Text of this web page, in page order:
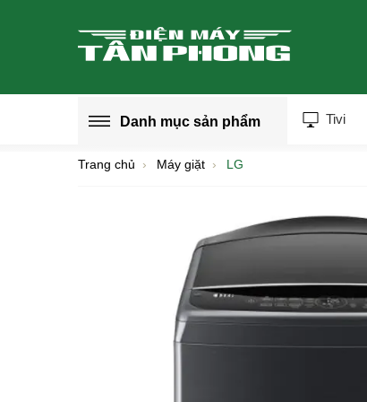
Tivi
Danh mục sản phẩm
Trang chủ Máy giặt LG